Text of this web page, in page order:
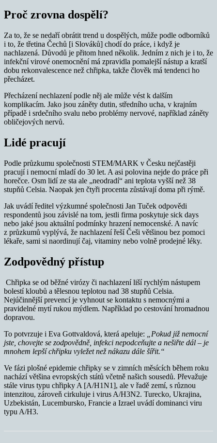
Proč zrovna dospělí?
Za to, že se nedaří obrátit trend u dospělých, může podle odborníků
i to, že třetina Čechů [i Slováků] chodí do práce, i když je
nachlazená. Důvodů je přitom hned několik. Jedním z nich je i to, že
infekční virové onemocnění má zpravidla pomalejší nástup a kratší
dobu rekonvalescence než chřipka, takže člověk má tendenci ho
přecházet.
Přecházení nechlazení podle něj ale může vést k dalším
komplikacím. Jako jsou záněty dutin, středního ucha, v krajním
případě i srdečního svalu nebo problémy nervové, například záněty
obličejových nervů.
Lidé pracují
Podle průzkumu společnosti STEM/MARK v Česku nejčastěji
pracují i nemocní mladí do 30 let. A asi polovina nejde do práce při
horečce. Osm lidí ze sta ale „neodradí“ ani teplota vyšší než 38
stupňů Celsia. Naopak jen čtyři procenta zůstávají doma při rýmě.
Jak uvádí ředitel výzkumné společnosti Jan Tuček odpovědi
respondentů jsou závislé na tom, jestli firma poskytuje sick days
nebo jaké jsou aktuální podmínky hrazení nemocenské. A navíc
z průzkumů vyplývá, že nachlazení řeší Češi většinou bez pomoci
lékaře, sami si naordinují čaj, vitaminy nebo volně prodejné léky.
Zodpovědný přístup
Chřipka se od běžné virózy či nachlazení liší rychlým nástupem
bolestí kloubů a tělesnou teplotou nad 38 stupňů Celsia.
Nejúčinnější prevencí je vyhnout se kontaktu s nemocnými a
pravidelné mytí rukou mýdlem. Například po cestování hromadnou
dopravou.
To potvrzuje i Eva Gottvaldová, která apeluje:
„Pokud již nemocní
jste, chovejte se zodpovědně, infekci nepodceňujte a nešiřte dál – je
mnohem lepší chřipku vyležet než nákazu dále šířit.“
Ve fázi plošné epidemie chřipky se v zimních měsících během roku
nachází většina evropských států včetně našich sousedů. Převažuje
stále virus typu chřipky A [A/H1N1], ale v řadě zemí, s různou
intenzitou, zároveň cirkuluje i virus A/H3N2. Turecko, Ukrajina,
Uzbekistán, Lucembursko, Francie a Izrael uvádí dominanci viru
typu A/H3.